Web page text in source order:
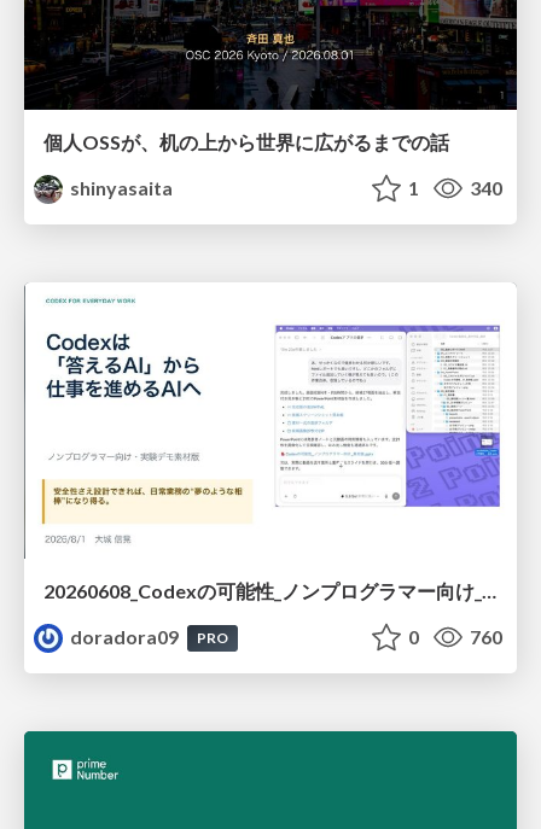
個人OSSが、机の上から世界に広がるまでの話
shinyasaita
1 340
20260608_Codexの可能性_ノンプログラマー向け_大城追記
doradora09
PRO 0 760